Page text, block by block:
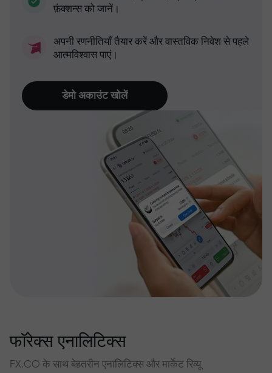
फ़ंक्शन्स को जानें।
अपनी रणनीतियाँ तैयार करें और वास्तविक निवेश से पहले
आत्मविश्वास पाएं।
डेमो अकाउंट खोलें
फॉरेक्स एनालिटिक्स
FX.CO के साथ बेहतरीन एनालिटिक्स और मार्केट रिव्यू